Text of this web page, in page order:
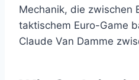
Mechanik, die zwischen
taktischem Euro-Game
Claude Van Damme